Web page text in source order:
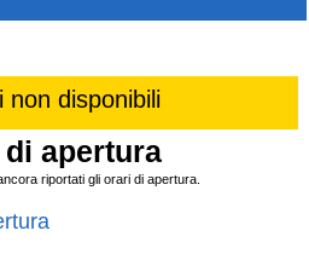
non disponibili
apertura
riportati gli orari di apertura.